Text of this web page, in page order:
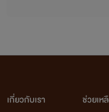
เกี่ยวกับเรา
ช่วยเห